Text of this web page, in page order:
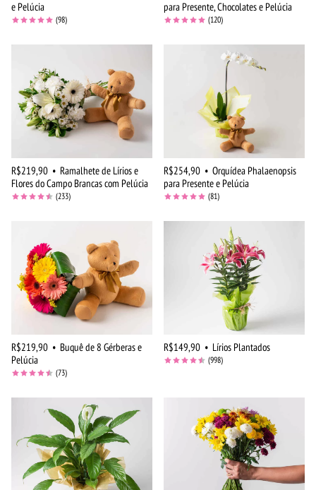
e Pelúcia
(98)
para Presente, Chocolates e Pelúcia
(120)
R$219,90 • Ramalhete de Lírios e
Flores do Campo Brancas com Pelúcia
(233)
R$254,90 • Orquídea Phalaenopsis
para Presente e Pelúcia
(81)
R$219,90 • Buquê de 8 Gérberas e
Pelúcia
(73)
R$149,90 • Lírios Plantados
(998)